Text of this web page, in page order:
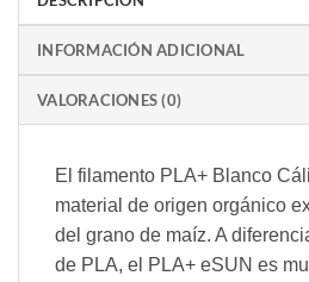
INFORMACIÓN ADICIONAL
VALORACIONES (0)
El filamento PLA+ Blanco
material de origen orgánico
del grano de maíz. A
de PLA, el PLA+ eSUN es